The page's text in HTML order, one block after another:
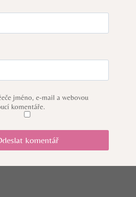
jméno, e-mail a webovou
komentáře.